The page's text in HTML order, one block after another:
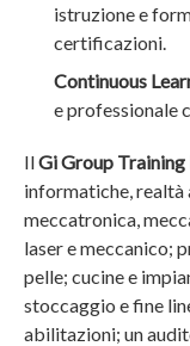
istruzione e
certificazioni.
Continuous
e professionale
IlGi Group
informatiche,
meccatronica,
laser e meccanico;
pelle; cucine e
stoccaggio e fine
abilitazioni; un